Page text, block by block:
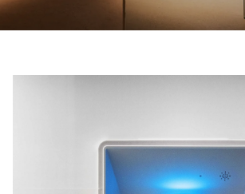
สอบถามราคาประเมิน
คําถามที่พบบ่อย